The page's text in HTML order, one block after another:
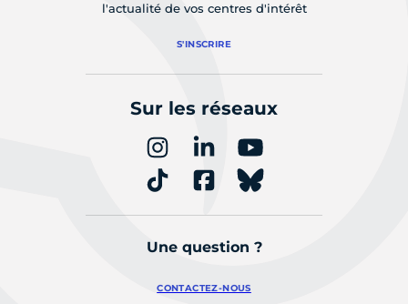
l'actualité de vos centres d'intérêt
S'INSCRIRE
Sur les réseaux
Une question ?
CONTACTEZ-NOUS